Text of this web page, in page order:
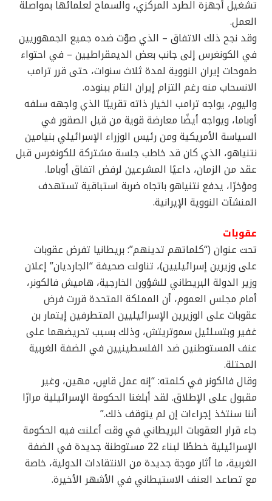
تشغيل أجهزة الطرد المركزي، والسماح لعلمائها بمواصلة
العمل.
وقد نجح ذلك الاتفاق – الذي صوّت ضده جميع الجمهوريين
في الكونغرس إلى جانب بعض الديمقراطيين – في احتواء
طموحات إيران النووية لمدة ثلاث سنوات، حتى قرر ترامب
الانسحاب منه رغم التزام إيران التام ببنوده.
واليوم، يواجه ترامب الخيار ذاته تقريبًا الذي واجهه سلفه
أوباما، ويواجه أيضًا معارضة قوية من قبل الصقور في
السياسة الأمريكية ومن رئيس الوزراء الإسرائيلي بنيامين
نتنياهو، الذي كان قد خاطب جلسة مشتركة للكونغرس قبل
عقد من الزمان، داعيًا المشرعين لرفض اتفاق أوباما.
ومؤخرًا، يدفع نتنياهو باتجاه ضربة استباقية تستهدف
المنشآت النووية الإيرانية.
عقوبات
تحت عنوان (“كلماتهم تدينهم”: بريطانيا تفرض عقوبات
على وزيرين إسرائيليين)، تناولت صحيفة “الجارديان” إعلان
وزير الدولة البريطاني للشؤون الخارجية، هاميش فالكونر،
أمام مجلس العموم، أن المملكة المتحدة قررت فرض
عقوبات على الوزيرين الإسرائيليين المتطرفين إيتمار بن
غفير وبتسلئيل سموتريتش، وذلك بسبب تحريضهما على
عنف المستوطنين ضد الفلسطينيين في الضفة الغربية
المحتلة.
وقال فالكونر في كلمته: “إنه عمل قاسٍ، مهين، وغير
مقبول على الإطلاق. لقد أبلغنا الحكومة الإسرائيلية مرارًا
أننا سنتخذ إجراءات إن لم يتوقف ذلك.”
جاء قرار العقوبات البريطاني في وقت أعلنت فيه الحكومة
الإسرائيلية خططًا لبناء 22 مستوطنة جديدة في الضفة
الغربية، ما أثار موجة جديدة من الانتقادات الدولية، خاصة
مع تصاعد العنف الاستيطاني في الأشهر الأخيرة.